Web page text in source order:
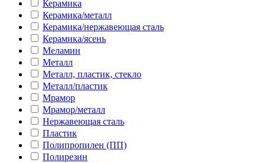
Керамика
Керамика/металл
Керамика/нержавеющая сталь
Керамика/ясень
Меламин
Металл
Металл, пластик, стекло
Металл/пластик
Мрамор
Мрамор/металл
Нержавеющая сталь
Пластик
Полипропилен (ПП)
Полирезин